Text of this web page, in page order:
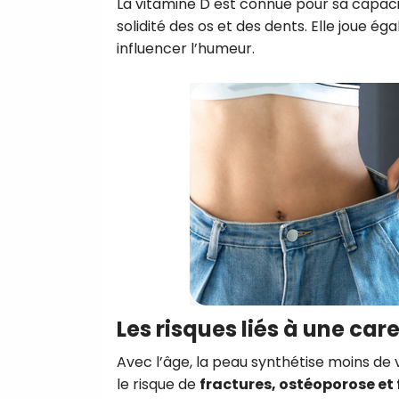
solidité des os et des dents. Elle joue
influencer l’humeur.
Les risques liés à une
Avec l’âge, la peau synthétise moins
le risque de fractures, ostéoporose